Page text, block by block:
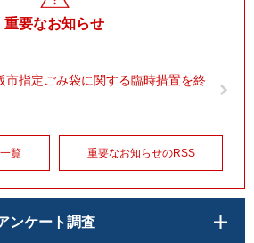
重要なお知らせ
市指定ごみ袋に関する臨時措置を終
覧 重要なお知らせのRSS
ンケート調査